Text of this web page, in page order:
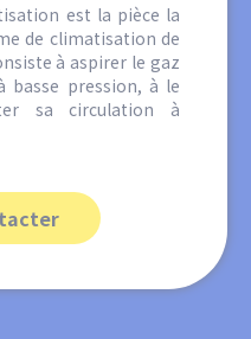
est la pièce la
de climatisation de
à aspirer le gaz
basse pression, à le
sa circulation à